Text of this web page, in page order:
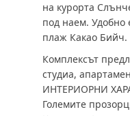
на курорта
под наем. Удобно
плаж Какао Бийч.
Комплексът
студиа,
ИНТЕРИОРНИ
Големите